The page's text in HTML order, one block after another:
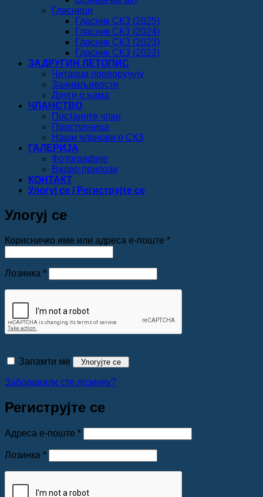
Гласници
Гласник СКЗ (2025)
Гласник СКЗ (2024)
Гласник СКЗ (2023)
Гласник СКЗ (2022)
ЗАДРУГИН ЛЕТОПИС
Читаоци препоручују
Занимљивости
Други о нама
ЧЛАНСТВО
Постаните члан
Приступница
Наши чланови о СКЗ
ГАЛЕРИЈА
Фотографије
Видео прилози
КОНТАКТ
Улогуј се / Региструјте се
Улогуј се
Корисничко име или адреса е-поште *Обавезно
Лозинка *Обавезно
Запамти ме Улогујте се
Заборавили сте лозинку?
Региструјте се
Адреса е-поште *Обавезно
Лозинка *Обавезно